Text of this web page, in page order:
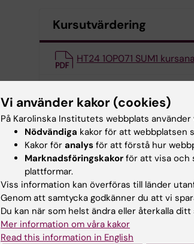
Kursutvärdering
HT24 1OP071 SUM1
Kontaktuppgifter
Marika
Examinator
Telefon:
Vi använder kakor (cookies)
På Karolinska Institutets webbplats
Nödvändiga kakor för att webbplatsen
Kakor för analys för att förstå hur
Marknadsföringskakor för att visa och
plattformar.
Viss information kan överföras till länder
Genom att samtycka godkänner du att vi
Du kan när som helst ändra eller återkalla
Mer information om våra kakor
Read this information in English